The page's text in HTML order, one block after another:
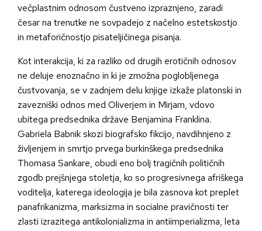
večplastnim odnosom čustveno izpraznjeno, zaradi
česar na trenutke ne sovpadejo z načelno estetskostjo
in metaforičnostjo pisateljičinega pisanja.
Kot interakcija, ki za razliko od drugih erotičnih odnosov
ne deluje enoznačno in ki je zmožna poglobljenega
čustvovanja, se v zadnjem delu knjige izkaže platonski in
zavezniški odnos med Oliverjem in Mirjam, vdovo
ubitega predsednika države Benjamina Franklina.
Gabriela Babnik skozi biografsko fikcijo, navdihnjeno z
življenjem in smrtjo prvega burkinškega predsednika
Thomasa Sankare, obudi eno bolj tragičnih političnih
zgodb prejšnjega stoletja, ko so progresivnega afriškega
voditelja, katerega ideologija je bila zasnova kot preplet
panafrikanizma, marksizma in socialne pravičnosti ter
zlasti izrazitega antikolonializma in antiimperializma, leta